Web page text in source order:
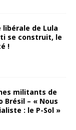
libérale de Lula
se construit, le
!
militants de
Brésil – « Nous
: le P-Sol »